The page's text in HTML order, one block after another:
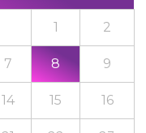
1 2
7 8 9
14 15 16